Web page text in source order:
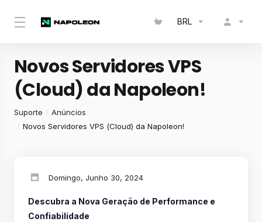
BRL
Novos Servidores VPS
(Cloud) da Napoleon!
Suporte
Anúncios
Novos Servidores VPS (Cloud) da Napoleon!
Domingo, Junho 30, 2024
Descubra a Nova Geração de Performance e
Confiabilidade